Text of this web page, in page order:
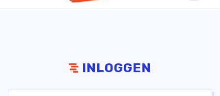
INLOGGEN